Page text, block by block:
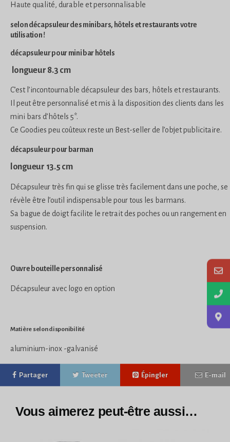
Haute qualité, durable et personnalisable
selon décapsuleur des minibars, hôtels et restaurants votre
utilisation !
décapsuleur pour mini bar hôtels
longueur 8.3 cm
C’est l’incontournable décapsuleur des bars, hôtels et restaurants.
Il peut être personnalisé et mis à la disposition des clients dans les
mini bars d’hôtels 5*.
Ce Goodies peu coûteux reste un Best-seller de l’objet publicitaire.
décapsuleur pour barman
longueur 13.5 cm
Décapsuleur très fin qui se glisse très facilement dans une poche, se
révèle être l’outil indispensable pour tous les barmans.
Sa bague de doigt facilite le retrait des poches ou un rangement en
suspension.
Ouvre bouteille personnalisé
Décapsuleur avec logo en option
Matière selon disponibilité
aluminium-inox -galvanisé
Partager Tweeter Épingler E-mail
Vous aimerez peut-être aussi…